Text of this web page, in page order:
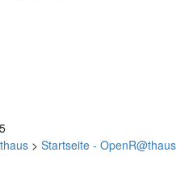
> Startseite - OpenR@thaus